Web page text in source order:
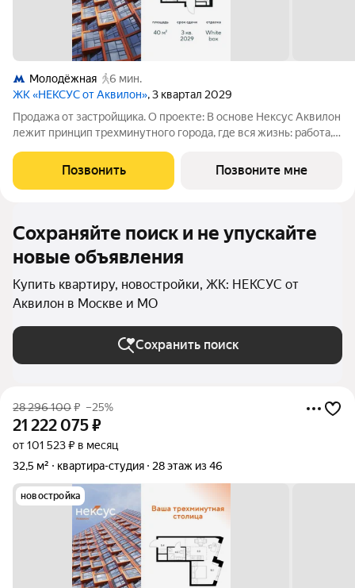
Молодёжная
6 мин.
ЖК «НЕКСУС от Аквилон», 3 квартал 2029
Продажа от застройщика. О проекте: В основе Нексус Аквилон
лежит принцип трехминутного города, где вся жизнь: работа,
шаговой доступности. Он не просто экономит время, а
кардинально
Позвонить Позвоните мне
Сохраняйте поиск и не упускайте
новые объявления
Купить квартиру, новостройки, ЖК: НЕКСУС от
Аквилон в Москве и МО
Сохранить поиск
28 296 100₽ –25%
21 222 075₽
от 101 523 ₽ в месяц
32,5 м²
квартира-студия 28 этаж из 46
новостройка